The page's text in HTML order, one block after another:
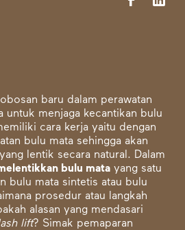
baru dalam perawatan
untuk menjaga kecantikan bulu
cara kerja yaitu dengan
bulu mata sehingga akan
lentik secara natural. Dalam
bulu mata yang satu
bulu mata sintetis atau bulu
prosedur atau langkah
alasan yang mendasari
lift? Simak pemaparan